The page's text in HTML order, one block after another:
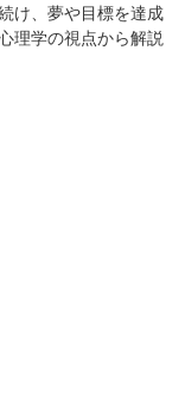
け、夢や目標を達成
理学の視点から解説